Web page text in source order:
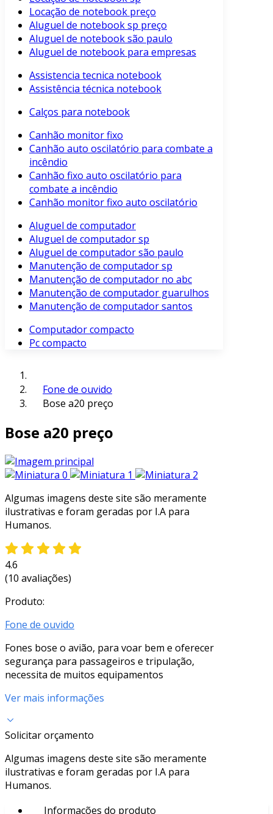
Locação de notebook preço
Aluguel de notebook sp preço
Aluguel de notebook são paulo
Aluguel de notebook para empresas
Assistencia tecnica notebook
Assistência técnica notebook
Calços para notebook
Canhão monitor fixo
Canhão auto oscilatório para combate a
incêndio
Canhão fixo auto oscilatório para
combate a incêndio
Canhão monitor fixo auto oscilatório
Aluguel de computador
Aluguel de computador sp
Aluguel de computador são paulo
Manutenção de computador sp
Manutenção de computador no abc
Manutenção de computador guarulhos
Manutenção de computador santos
Computador compacto
Pc compacto
Fone de ouvido
Bose a20 preço
Bose a20 preço
Algumas imagens deste site são meramente
ilustrativas e foram geradas por I.A para
Humanos.
4.6
(10 avaliações)
Produto:
Fone de ouvido
Fones bose o avião, para voar bem e oferecer
segurança para passageiros e tripulação,
necessita de muitos equipamentos
Ver mais informações
Solicitar orçamento
Algumas imagens deste site são meramente
ilustrativas e foram geradas por I.A para
Humanos.
Informações do produto